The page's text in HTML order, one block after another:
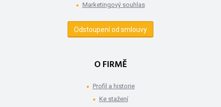
Marketingový souhlas
Odstoupení od smlouvy
O FIRMĚ
Profil a historie
Ke stažení